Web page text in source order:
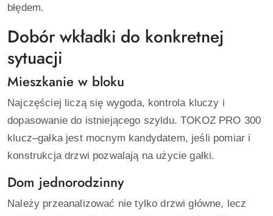
błędem.
Dobór wkładki do konkretnej
sytuacji
Mieszkanie w bloku
Najczęściej liczą się wygoda, kontrola kluczy i
dopasowanie do istniejącego szyldu. TOKOZ PRO 300
klucz–gałka jest mocnym kandydatem, jeśli pomiar i
konstrukcja drzwi pozwalają na użycie gałki.
Dom jednorodzinny
Należy przeanalizować nie tylko drzwi główne, lecz